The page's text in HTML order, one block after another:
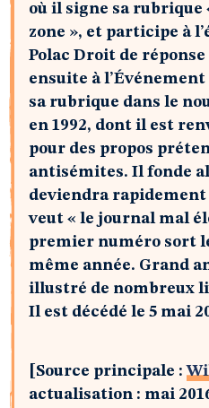
où il signe sa rubrique
zone », et participe à
Polac Droit de
ensuite à
sa rubrique dans le
en 1992, dont il est
pour des propos
antisémites. Il fonde
deviendra rapidement
veut « le journal mal
premier numéro sort
même année. Grand
illustré de nombreux
Il est décédé le 5 mai
[Source principale :
actualisation : mai